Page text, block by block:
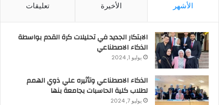
الأشهر الأخيرة تعليقات
الابتكار الجديد في تحليلات كرة القدم بواسطة
الذكاء الاصطناعي
يوليو 1, 2024
الذكاء الاصطناعي وتأثيره علي ذوي الهمم
لطلاب كلية الحاسبات بجامعة بنها
يوليو 7, 2024